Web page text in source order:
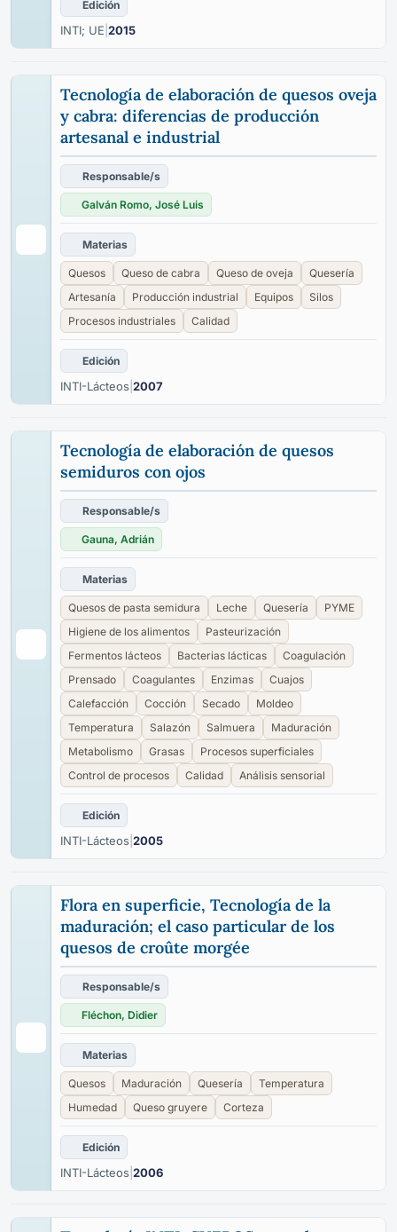
Edición
INTI; UE 2015
Tecnología de elaboración de quesos oveja
y cabra: diferencias de producción
artesanal e industrial
Responsable/s
Galván Romo, José Luis
Materias
Quesos Queso de cabra Queso de oveja
Quesería
Artesanía
Producción industrial Equipos
Silos
Procesos industriales
Calidad
Edición
INTI-Lácteos 2007
Tecnología de elaboración de quesos
semiduros con ojos
Responsable/s
Gauna, Adrián
Materias
Quesos de pasta semidura Leche Quesería
PYME
Higiene de los alimentos
Pasteurización
Fermentos lácteos
Bacterias lácticas
Coagulación
Prensado
Coagulantes Enzimas
Cuajos
Calefacción
Cocción Secado
Moldeo
Temperatura
Salazón Salmuera
Maduración
Metabolismo
Grasas
Procesos superficiales
Control de procesos
Calidad Análisis sensorial
Edición
INTI-Lácteos 2005
Flora en superficie, Tecnología de la
maduración; el caso particular de los
quesos de croûte morgée
Responsable/s
Fléchon, Didier
Materias
Quesos Maduración Quesería
Temperatura
Humedad
Queso gruyere Corteza
Edición
INTI-Lácteos 2006